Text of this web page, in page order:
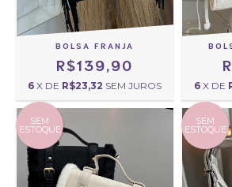
BOLSA FRANJA
R$139,90
6 X DE R$23,32 SEM JUROS 6 X DE
SEM
ESTOQUE
SEM
ESTOQUE